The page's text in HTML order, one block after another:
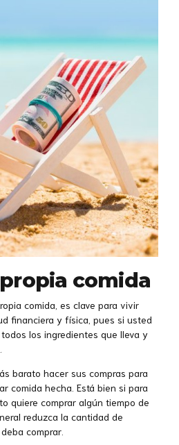
comida
comida, es clave para vivir
financiera y física, pues si usted
los ingredientes que lleva y
barato hacer sus compras para
comida hecha. Está bien si para
quiere comprar algún tiempo de
reduzca la cantidad de
comprar.